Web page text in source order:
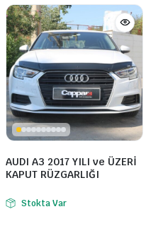
AUDI A3 2017 YILI ve ÜZERİ
KAPUT RÜZGARLIĞI
Stokta Var